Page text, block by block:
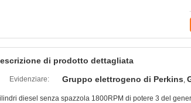
di prodotto dettagliata
Evidenziare: Gruppo elettrogeno di Perkins,
diesel senza spazzola 1800RPM di potere 3 del